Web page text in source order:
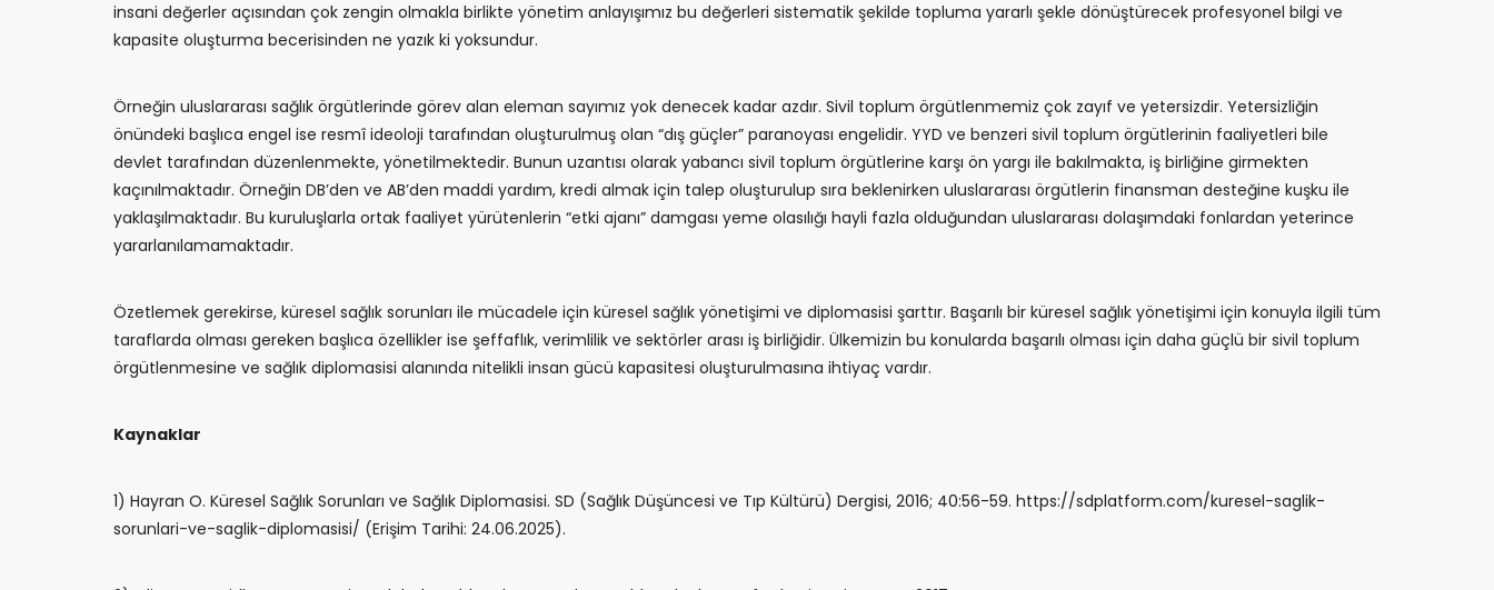
insani değerler açısından çok zengin olmakla birlikte yönetim anlayışımız bu değerleri sistematik şekilde topluma yararlı şekle dönüştürecek profesyonel bilgi ve
kapasite oluşturma becerisinden ne yazık ki yoksundur.
Örneğin uluslararası sağlık örgütlerinde görev alan eleman sayımız yok denecek kadar azdır. Sivil toplum örgütlenmemiz çok zayıf ve yetersizdir. Yetersizliğin
önündeki başlıca engel ise resmî ideoloji tarafından oluşturulmuş olan “dış güçler” paranoyası engelidir. YYD ve benzeri sivil toplum örgütlerinin faaliyetleri bile
devlet tarafından düzenlenmekte, yönetilmektedir. Bunun uzantısı olarak yabancı sivil toplum örgütlerine karşı ön yargı ile bakılmakta, iş birliğine girmekten
kaçınılmaktadır. Örneğin DB’den ve AB’den maddi yardım, kredi almak için talep oluşturulup sıra beklenirken uluslararası örgütlerin finansman desteğine kuşku ile
yaklaşılmaktadır. Bu kuruluşlarla ortak faaliyet yürütenlerin “etki ajanı” damgası yeme olasılığı hayli fazla olduğundan uluslararası dolaşımdaki fonlardan yeterince
yararlanılamamaktadır.
Özetlemek gerekirse, küresel sağlık sorunları ile mücadele için küresel sağlık yönetişimi ve diplomasisi şarttır. Başarılı bir küresel sağlık yönetişimi için konuyla ilgili tüm
taraflarda olması gereken başlıca özellikler ise şeffaflık, verimlilik ve sektörler arası iş birliğidir. Ülkemizin bu konularda başarılı olması için daha güçlü bir sivil toplum
örgütlenmesine ve sağlık diplomasisi alanında nitelikli insan gücü kapasitesi oluşturulmasına ihtiyaç vardır.
Kaynaklar
1) Hayran O. Küresel Sağlık Sorunları ve Sağlık Diplomasisi. SD (Sağlık Düşüncesi ve Tıp Kültürü) Dergisi, 2016; 40:56-59. https://sdplatform.com/kuresel-saglik-
sorunlari-ve-saglik-diplomasisi/ (Erişim Tarihi: 24.06.2025).